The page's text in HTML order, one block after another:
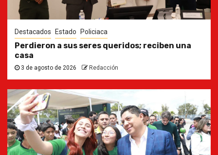
Destacados Estado Policiaca
Perdieron a sus seres queridos; reciben una
casa
3 de agosto de 2026 Redacción